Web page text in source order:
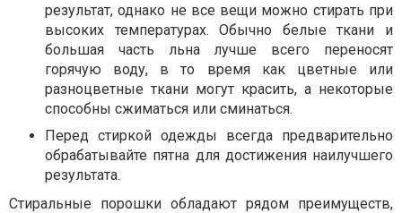
результат, однако не все вещи можно стирать при
высоких температурах. Обычно белые ткани и
большая часть льна лучше всего переносят
горячую воду, в то время как цветные или
разноцветные ткани могут красить, а некоторые
способны сжиматься или сминаться.
Перед стиркой одежды всегда предварительно
обрабатывайте пятна для достижения наилучшего
результата.
Стиральные порошки обладают рядом преимуществ,